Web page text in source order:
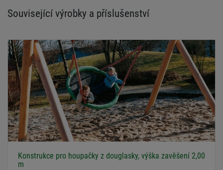
Související výrobky a příslušenství
Konstrukce pro houpačky z douglasky, výška zavěšení 2,00
m